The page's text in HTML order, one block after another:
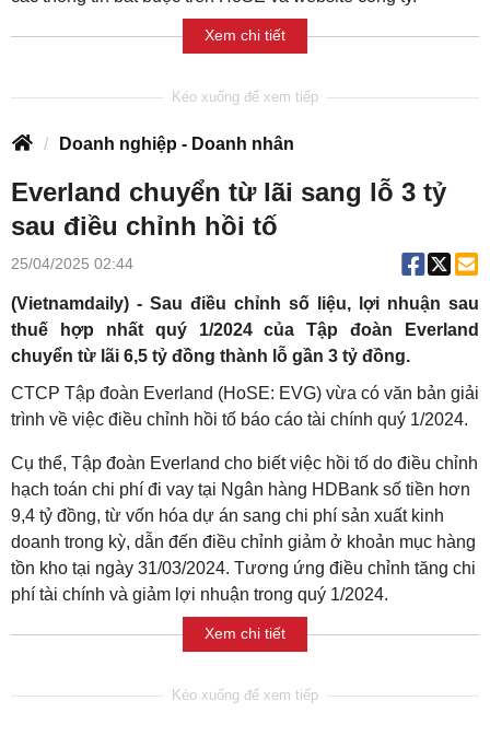
Xem chi tiết
Doanh nghiệp - Doanh nhân
Everland chuyển từ lãi sang lỗ 3 tỷ
sau điều chỉnh hồi tố
25/04/2025 02:44
(Vietnamdaily) - Sau điều chỉnh số liệu, lợi nhuận sau
thuế hợp nhất quý 1/2024 của Tập đoàn Everland
chuyển từ lãi 6,5 tỷ đồng thành lỗ gần 3 tỷ đồng.
CTCP Tập đoàn Everland (HoSE: EVG) vừa có văn bản giải
trình về việc điều chỉnh hồi tố báo cáo tài chính quý 1/2024.
Cụ thể, Tập đoàn Everland cho biết việc hồi tố do điều chỉnh
hạch toán chi phí đi vay tại Ngân hàng HDBank số tiền hơn
9,4 tỷ đồng, từ vốn hóa dự án sang chi phí sản xuất kinh
doanh trong kỳ, dẫn đến điều chỉnh giảm ở khoản mục hàng
tồn kho tại ngày 31/03/2024. Tương ứng điều chỉnh tăng chi
phí tài chính và giảm lợi nhuận trong quý 1/2024.
Xem chi tiết